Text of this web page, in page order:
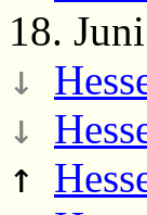
18.
↓
↓
↑